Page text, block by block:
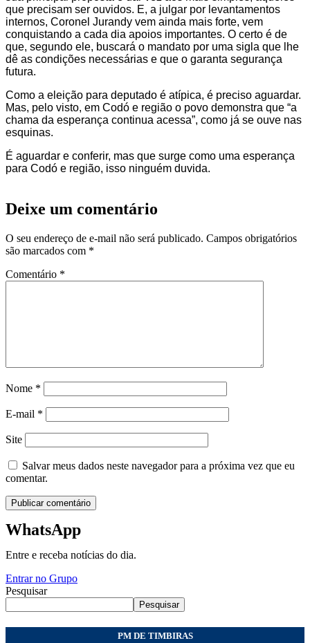
que precisam ser ouvidos. E, a julgar por levantamentos
internos, Coronel Jurandy vem ainda mais forte, vem
conquistando a cada dia apoios importantes. O certo é de
que, segundo ele, buscará o mandato por uma sigla que lhe
dê as condições necessárias e que o garanta segurança
futura.
Como a eleição para deputado é atípica, é preciso aguardar.
Mas, pelo visto, em Codó e região o povo demonstra que “a
chama da esperança continua acessa”, como já se ouve nas
esquinas.
É aguardar e conferir, mas que surge como uma esperança
para Codó e região, isso ninguém duvida.
Deixe um comentário
O seu endereço de e-mail não será publicado. Campos obrigatórios
são marcados com *
Comentário *
Nome *
E-mail *
Site
Salvar meus dados neste navegador para a próxima vez que eu
comentar.
WhatsApp
Entre e receba notícias do dia.
Entrar no Grupo
Pesquisar
Pesquisar
PM DE TIMBIRAS